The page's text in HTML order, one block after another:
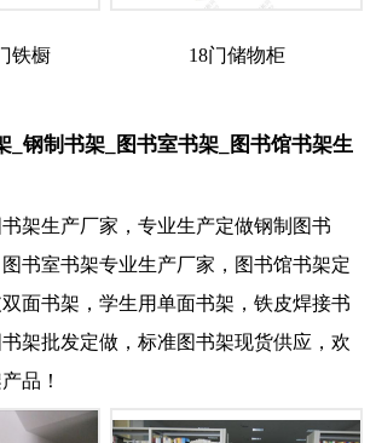
铁橱 18门储物柜
_钢制书架_图书室书架_图书馆书架生
架生产厂家，专业生产定做钢制图书
书室书架专业生产厂家，图书馆书架定
面书架，学生用单面书架，铁皮焊接书
架批发定做，标准图书架现货供应，欢
品！